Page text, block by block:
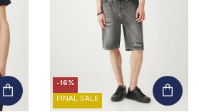
-16%
FINAL SALE